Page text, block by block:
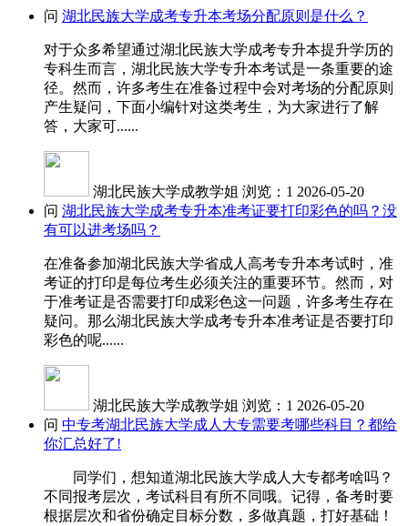
问 湖北民族大学成考专升本考场分配原则是什么？
对于众多希望通过湖北民族大学成考专升本提升学历的
专科生而言，湖北民族大学专升本考试是一条重要的途
径。然而，许多考生在准备过程中会对考场的分配原则
产生疑问，下面小编针对这类考生，为大家进行了解
答，大家可......
湖北民族大学成教学姐 浏览：1 2026-05-20
问 湖北民族大学成考专升本准考证要打印彩色的吗？没
有可以进考场吗？
在准备参加湖北民族大学省成人高考专升本考试时，准
考证的打印是每位考生必须关注的重要环节。然而，对
于准考证是否需要打印成彩色这一问题，许多考生存在
疑问。那么湖北民族大学成考专升本准考证是否要打印
彩色的呢......
湖北民族大学成教学姐 浏览：1 2026-05-20
问 中专考湖北民族大学成人大专需要考哪些科目？都给
你汇总好了!
同学们，想知道湖北民族大学成人大专都考啥吗？
不同报考层次，考试科目有所不同哦。记得，备考时要
根据层次和省份确定目标分数，多做真题，打好基础！